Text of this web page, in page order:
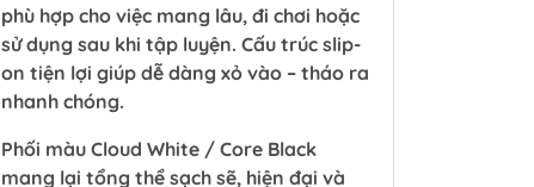
phù hợp cho việc mang lâu, đi chơi hoặc
sử dụng sau khi tập luyện. Cấu trúc slip-
on tiện lợi giúp dễ dàng xỏ vào – tháo ra
nhanh chóng.
Phối màu Cloud White / Core Black
mang lại tổng thể sạch sẽ, hiện đại và